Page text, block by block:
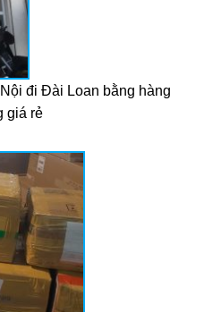
đi Đài Loan bằng hàng
giá rẻ